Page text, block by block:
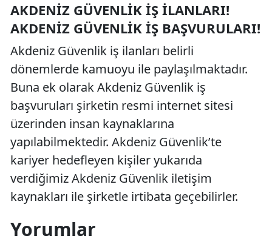
AKDENIZ GÜVENLIK İŞ İLANLARI!
AKDENIZ GÜVENLIK İŞ BAŞVURULARI!
Akdeniz Güvenlik iş ilanları belirli
dönemlerde kamuoyu ile paylaşılmaktadır.
Buna ek olarak Akdeniz Güvenlik iş
başvuruları şirketin resmi internet sitesi
üzerinden insan kaynaklarına
yapılabilmektedir. Akdeniz Güvenlik’te
kariyer hedefleyen kişiler yukarıda
verdiğimiz Akdeniz Güvenlik iletişim
kaynakları ile şirketle irtibata geçebilirler.
Yorumlar